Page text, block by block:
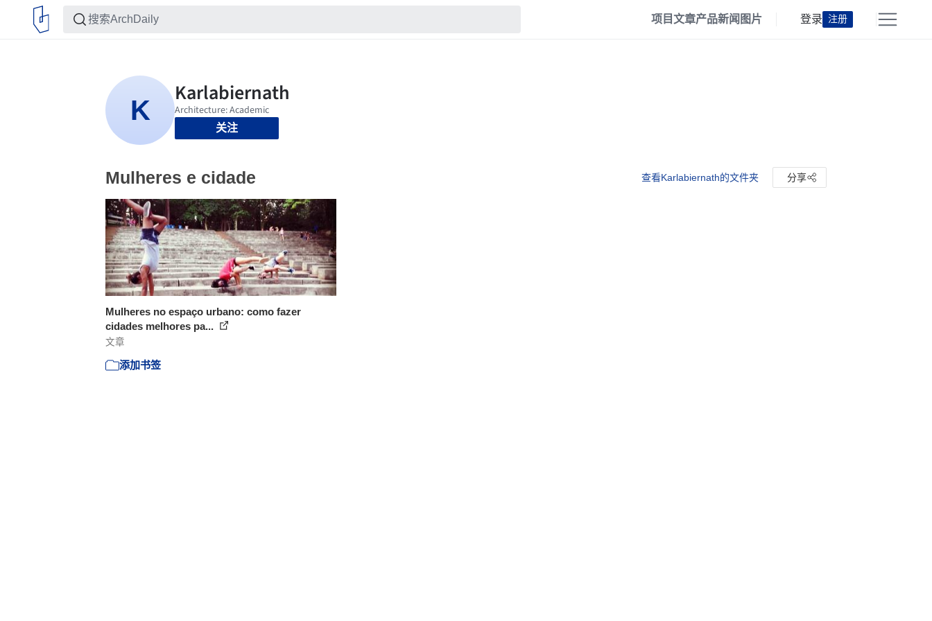
项目文章产品新闻 图片 登录 注册
关注
Mulheres e cidade 查看Karlabiernath的文件夹 分享
Mulheres no espaço urbano: como fazer
cidades melhores pa...
文章
添加书签